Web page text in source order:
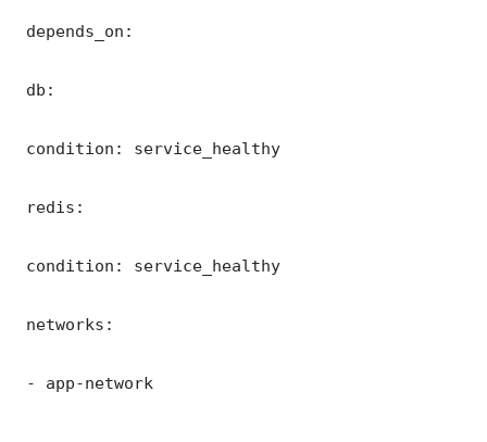
depends_on:
db:
condition: service_healthy
redis:
condition: service_healthy
networks:
- app-network